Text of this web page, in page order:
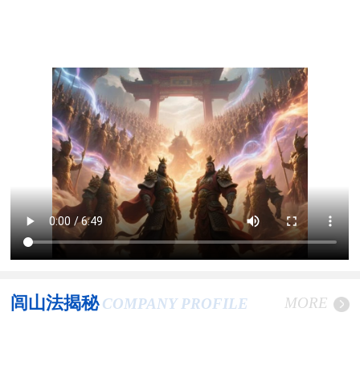
闾山法揭秘 COMPANY PROFILE MORE